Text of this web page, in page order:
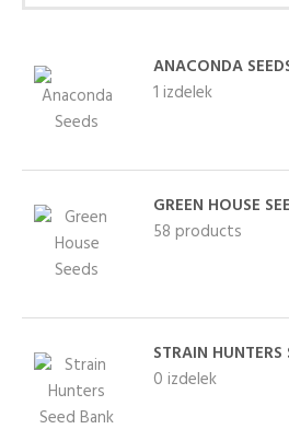
ANACONDA
1 izdelek
GREEN HOUSE
58 products
STRAIN HUNTERS
0 izdelek
KUPITE KOT NOV